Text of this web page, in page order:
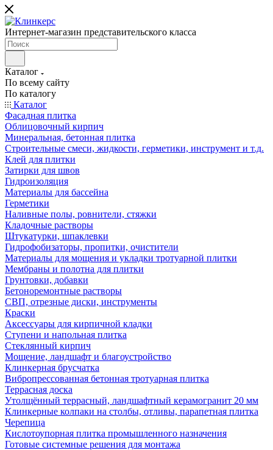
Интернет-магазин представительского класса
Каталог
По всему сайту
По каталогу
Каталог
Фасадная плитка
Облицовочный кирпич
Минеральная, бетонная плитка
Строительные смеси, жидкости, герметики, инструмент и т.д.
Клей для плитки
Затирки для швов
Гидроизоляция
Материалы для бассейна
Герметики
Наливные полы, ровнители, стяжки
Кладочные растворы
Штукатурки, шпаклевки
Гидрофобизаторы, пропитки, очистители
Материалы для мощения и укладки тротуарной плитки
Мембраны и полотна для плитки
Грунтовки, добавки
Бетоноремонтные растворы
СВП, отрезные диски, инструменты
Краски
Аксессуары для кирпичной кладки
Ступени и напольная плитка
Cтеклянный кирпич
Мощение, ландшафт и благоустройство
Клинкерная брусчатка
Вибропрессованная бетонная тротуарная плитка
Террасная доска
Утолщённый террасный, ландшафтный керамогранит 20 мм
Клинкерные колпаки на столбы, отливы, парапетная плитка
Черепица
Кислотоупорная плитка промышленного назначения
Готовые системные решения для монтажа